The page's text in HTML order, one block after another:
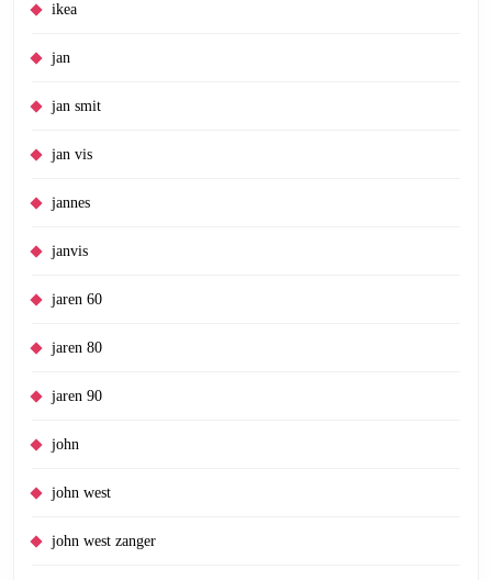
ikea
jan
jan smit
jan vis
jannes
janvis
jaren 60
jaren 80
jaren 90
john
john west
john west zanger